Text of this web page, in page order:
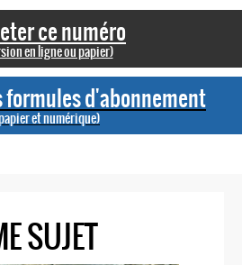
ce numéro
en ligne ou papier)
formules d'abonnement
et numérique)
SUJET